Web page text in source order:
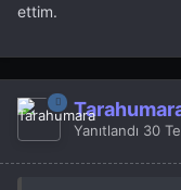
ettim.
Yanıtlandı 30